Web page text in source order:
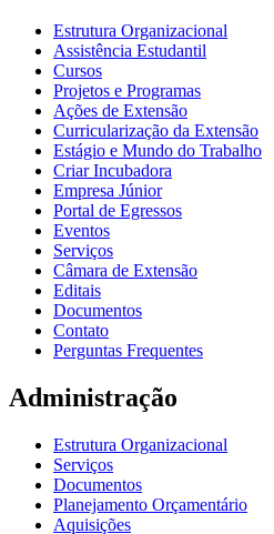
Estrutura Organizacional
Assistência Estudantil
Cursos
Projetos e Programas
Ações de Extensão
Curricularização da Extensão
Estágio e Mundo do Trabalho
Criar Incubadora
Empresa Júnior
Portal de Egressos
Eventos
Serviços
Câmara de Extensão
Editais
Documentos
Contato
Perguntas Frequentes
Administração
Estrutura Organizacional
Serviços
Documentos
Planejamento Orçamentário
Aquisições